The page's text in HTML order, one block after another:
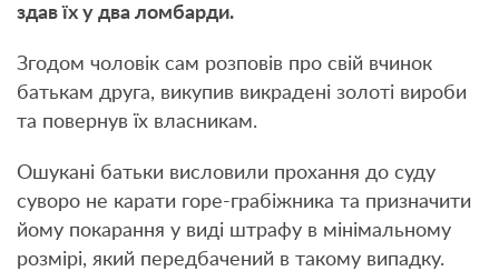
здав їх у два ломбарди.
Згодом чоловік сам розповів про свій вчинок
батькам друга, викупив викрадені золоті вироби
та повернув їх власникам.
Ошукані батьки висловили прохання до суду
суворо не карати горе-грабіжника та призначити
йому покарання у виді штрафу в мінімальному
розмірі, який передбачений в такому випадку.